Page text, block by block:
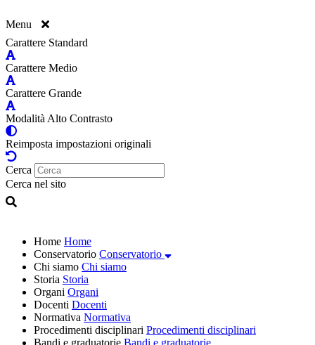
Menu
Carattere Standard
Carattere Medio
Carattere Grande
Modalità Alto Contrasto
Reimposta impostazioni originali
Cerca
Cerca nel sito
Home Home
Conservatorio Conservatorio
Chi siamo Chi siamo
Storia Storia
Organi Organi
Docenti Docenti
Normativa Normativa
Procedimenti disciplinari Procedimenti disciplinari
Bandi e graduatorie Bandi e graduatorie